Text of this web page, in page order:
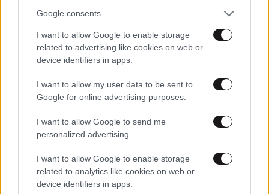
Google consents
I want to allow Google to enable storage
related to advertising like cookies on web or
device identifiers in apps.
I want to allow my user data to be sent to
Google for online advertising purposes.
I want to allow Google to send me
personalized advertising.
I want to allow Google to enable storage
related to analytics like cookies on web or
device identifiers in apps.